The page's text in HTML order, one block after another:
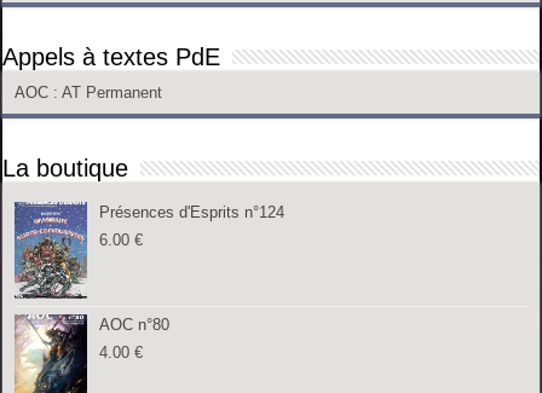
Appels à textes PdE
AOC : AT Permanent
La boutique
Présences d'Esprits n°124
6.00€
AOC n°80
4.00€